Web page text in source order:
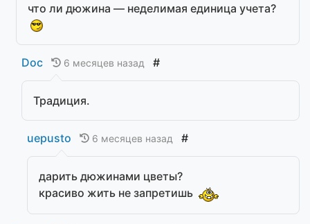
что ли дюжина — неделимая единица учета?
Doc 6 месяцев назад #
Традиция.
uepusto 6 месяцев назад #
дарить дюжинами цветы?
красиво жить не запретишь